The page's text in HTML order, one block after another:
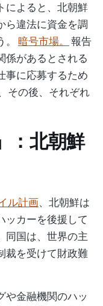
によると、北朝鮮
ら違法に資金を調
暗号市場。報告
係があるとされる
事に応募するため
その後、それぞれ
：北朝鮮
ル計画、北朝鮮は
ッカーを後援して
同国は、世界の主
裁を受けて財政難
や金融機関のハッ